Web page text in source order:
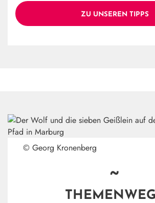
ZU UNSEREN TIPPS
© Georg Kronenberg
~